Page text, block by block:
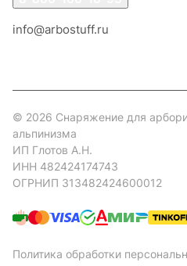
info@arbostuff.ru
© 2026 Снаряжение для
альпинизма
ИП Глотов А.Н.
ИНН 482424174743
ОГРНИП 313482424600012
Политика обработки